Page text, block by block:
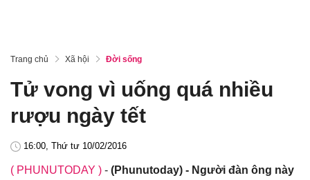
Trang chủ Xã hội Đời sống
Tử vong vì uống quá nhiều
rượu ngày tết
16:00, Thứ tư 10/02/2016
( PHUNUTODAY ) - (Phunutoday) - Người đàn ông này